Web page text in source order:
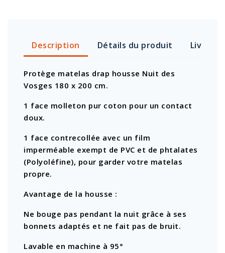
Description Détails du produit
Protège matelas drap housse Nuit des
Vosges 180 x 200 cm.
1 face molleton pur coton pour un contact
doux.
1 face contrecollée avec un film
imperméable exempt de PVC et de phtalates
(Polyoléfine), pour garder votre matelas
propre.
Avantage de la housse :
Ne bouge pas pendant la nuit grâce à ses
bonnets adaptés et ne fait pas de bruit.
Lavable en machine à 95°